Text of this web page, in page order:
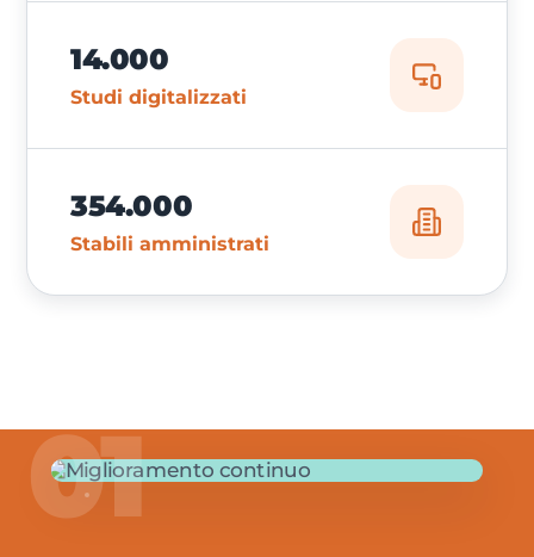
14.000
Studi digitalizzati
354.000
Stabili amministrati
01